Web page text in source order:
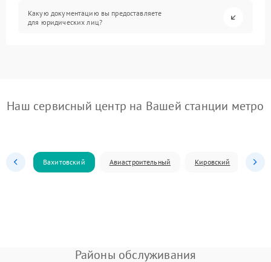
Какую документацию вы предоставляете
для юридических лиц?
Наш сервисный центр на Вашей станции метро
Вахитовский Авиастроительный Кировский
Районы обслуживания